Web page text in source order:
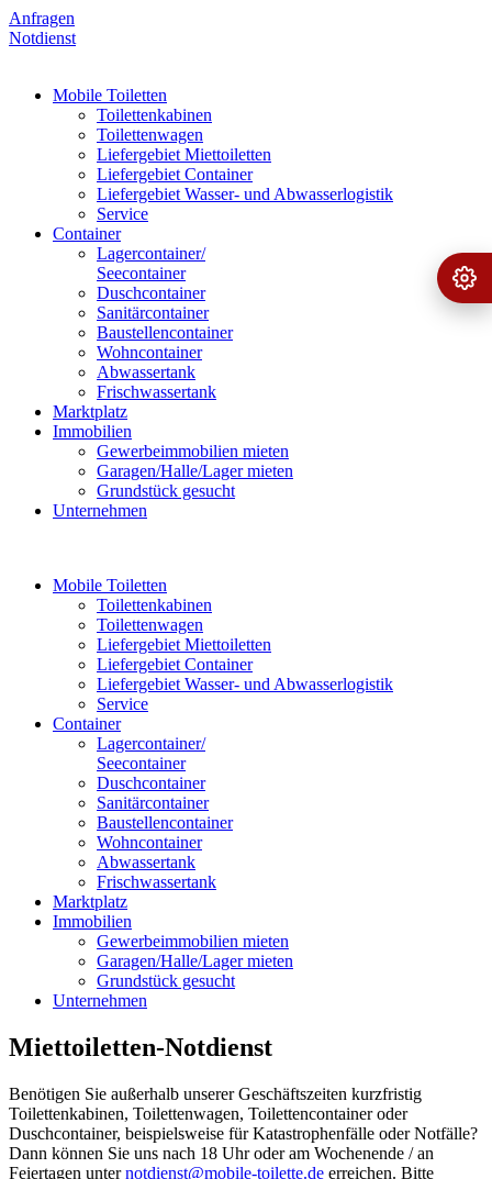
Anfragen
Notdienst
Mobile Toiletten
Toilettenkabinen
Toilettenwagen
Liefergebiet Miettoiletten
Liefergebiet Container
Liefergebiet Wasser- und Abwasserlogistik
Service
Container
Lagercontainer/
Seecontainer
Duschcontainer
Sanitärcontainer
Baustellencontainer
Wohncontainer
Abwassertank
Frischwassertank
Marktplatz
Immobilien
Gewerbeimmobilien mieten
Garagen/Halle/Lager mieten
Grundstück gesucht
Unternehmen
Mobile Toiletten
Toilettenkabinen
Toilettenwagen
Liefergebiet Miettoiletten
Liefergebiet Container
Liefergebiet Wasser- und Abwasserlogistik
Service
Container
Lagercontainer/
Seecontainer
Duschcontainer
Sanitärcontainer
Baustellencontainer
Wohncontainer
Abwassertank
Frischwassertank
Marktplatz
Immobilien
Gewerbeimmobilien mieten
Garagen/Halle/Lager mieten
Grundstück gesucht
Unternehmen
Miettoiletten-Notdienst
Benötigen Sie außerhalb unserer Geschäftszeiten kurzfristig
Toilettenkabinen, Toilettenwagen, Toilettencontainer oder
Duschcontainer, beispielsweise für Katastrophenfälle oder Notfälle?
Dann können Sie uns nach 18 Uhr oder am Wochenende / an
Feiertagen unternotdienst@mobile-toilette.de erreichen. Bitte
›